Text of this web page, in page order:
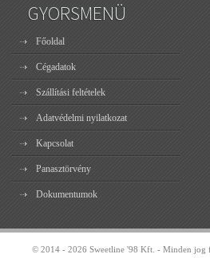
GYORSMENÜ
Főoldal
Cégadatok
Szállítási feltételek
Adatvédelmi nyilatkozat
Kapcsolat
Panasztörvény
Dokumentumok
© 2014 - 2026 Sweetline '98 Kft. - Minden jog